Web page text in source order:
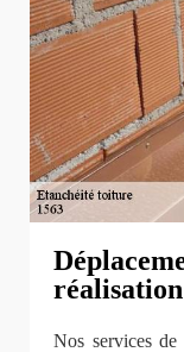
Nos services